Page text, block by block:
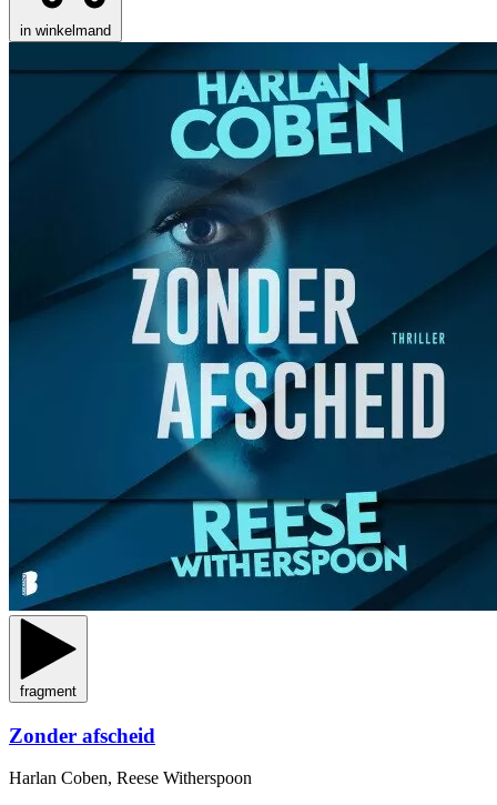
in winkelmand
fragment
Zonder afscheid
Harlan Coben, Reese Witherspoon